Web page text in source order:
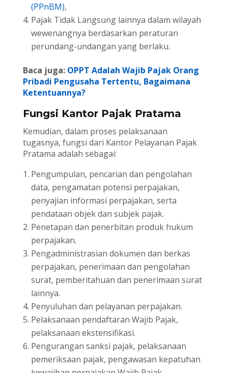
(PPnBM),
Pajak Tidak Langsung lainnya dalam wilayah
wewenangnya berdasarkan peraturan
perundang-undangan yang berlaku.
Baca juga: OPPT Adalah Wajib Pajak Orang
Pribadi Pengusaha Tertentu, Bagaimana
Ketentuannya?
Fungsi Kantor Pajak Pratama
Kemudian, dalam proses pelaksanaan
tugasnya, fungsi dari Kantor Pelayanan Pajak
Pratama adalah sebagai:
Pengumpulan, pencarian dan pengolahan
data, pengamatan potensi perpajakan,
penyajian informasi perpajakan, serta
pendataan objek dan subjek pajak.
Penetapan dan penerbitan produk hukum
perpajakan.
Pengadministrasian dokumen dan berkas
perpajakan, penerimaan dan pengolahan
surat, pemberitahuan dan penerimaan surat
lainnya.
Penyuluhan dan pelayanan perpajakan.
Pelaksanaan pendaftaran Wajib Pajak,
pelaksanaan ekstensifikasi.
Pengurangan sanksi pajak, pelaksanaan
pemeriksaan pajak, pengawasan kepatuhan